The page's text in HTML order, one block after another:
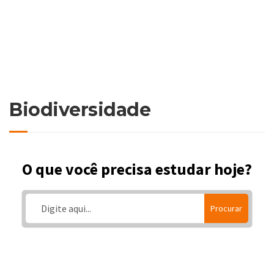
Biodiversidade
O que você precisa estudar hoje?
Procurar